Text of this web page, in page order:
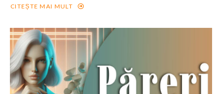
CITEȘTE MAI MULT